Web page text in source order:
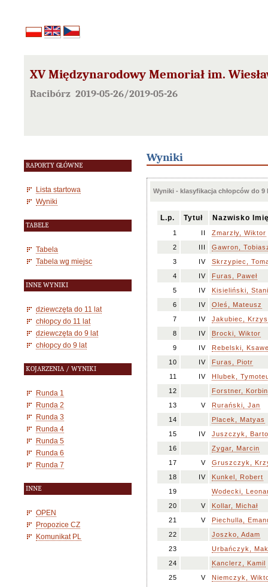
XV Międzynarodowy Memoriał im.
Racibórz 2019-05-26/2019-05-26
RAPORTY GŁÓWNE
Lista startowa
Wyniki
TABELE
Tabela
Tabela wg miejsc
INNE WYNIKI
dziewczęta do 11 lat
chłopcy do 11 lat
dziewczęta do 9 lat
chłopcy do 9 lat
KOJARZENIA / WYNIKI
Runda 1
Runda 2
Runda 3
Runda 4
Runda 5
Runda 6
Runda 7
INNE
OPEN
Propozice CZ
Komunikat PL
Wyniki
Wyniki - klasyfikacja chłopców do 9
L.p. Tytuł Nazwisko
1 II
Zmarzły, Wiktor
2
III
Gawron,
3
IV
Skrzypiec,
4
IV
Furas, Paweł
5
IV
Kisieliński,
6
IV
Oleś, Mateusz
7
IV
Jakubiec,
8
IV
Brocki, Wiktor
9
IV
Rebelski,
10
IV
Furas, Piotr
11
IV
Hlubek,
12
Forstner,
13
V
Rurański, Jan
14
Placek, Matyas
15
IV
Juszczyk,
16
Zygar, Marcin
17
V
Gruszczyk,
18
IV
Kunkel, Robert
19
Wodecki,
20
V
Kollar, Michał
21
V
Piechulla,
22
Joszko, Adam
23
Urbańczyk,
24
Kanclerz, Kamil
25
V Niemczyk,